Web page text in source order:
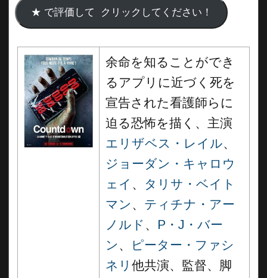
余命を知ることができ
るアプリに近づく死を
宣告された看護師らに
迫る恐怖を描く、主演
エリザベス・レイル、
ジョーダン・キャロウ
ェイ 、 タリサ・ベイト
マン 、 ティチナ・アー
ノルド 、 P・J・バー
ン 、
ピーター・ファシ
ネリ 他共演、監督、脚